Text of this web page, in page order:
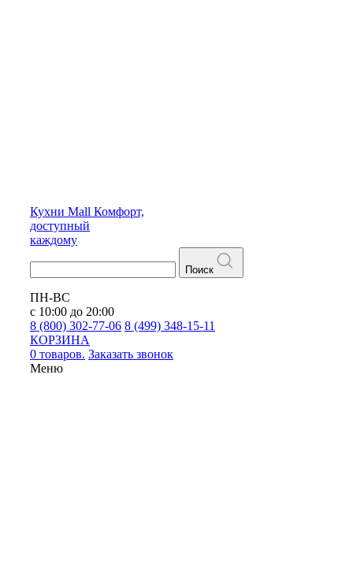
Кухни Mall Комфорт,
доступный
каждому
Поиск
ПН-ВС
с 10:00 до 20:00
8 (800) 302-77-06 8 (499) 348-15-11
КОРЗИНА
0 товаров. Заказать звонок
Меню